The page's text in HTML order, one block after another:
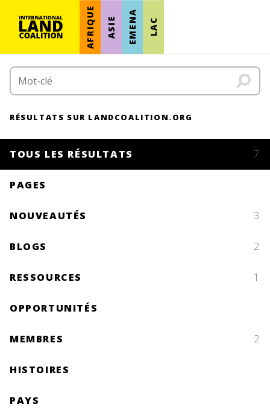
AFRIQUE ASIE EMENA LAC
RÉSULTATS SUR LANDCOALITION.ORG
TOUS LES RÉSULTATS 7
PAGES
NOUVEAUTÉS 3
BLOGS 2
RESSOURCES 1
OPPORTUNITÉS
MEMBRES 2
HISTOIRES
PAYS